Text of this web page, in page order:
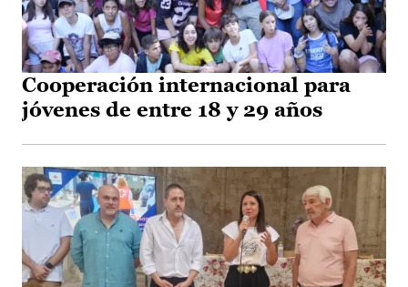
Cooperación internacional para
jóvenes de entre 18 y 29 años